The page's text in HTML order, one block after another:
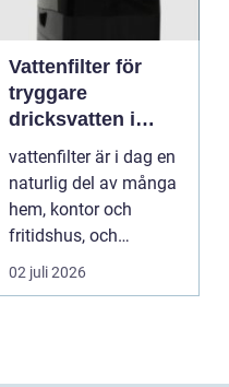
Vattenfilter för
tryggare
dricksvatten i
vardagen
vattenfilter är i dag en
naturlig del av många
hem, kontor och
fritidshus, och
intresset ökar för va...
02 juli 2026